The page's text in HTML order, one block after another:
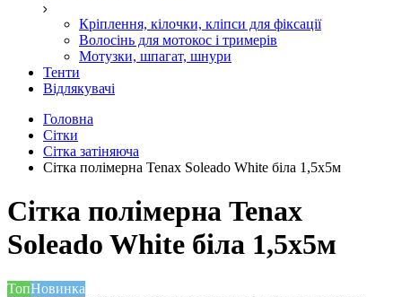
Кріплення, кілочки, кліпси для фіксації
Волосінь для мотокос і тримерів
Мотузки, шпагат, шнури
Тенти
Відлякувачі
Головна
Сітки
Сітка затіняюча
Сітка полімерна Tenax Soleado White біла 1,5х5м
Сітка полімерна Tenax
Soleado White біла 1,5х5м
ТопНовинка